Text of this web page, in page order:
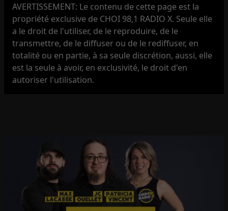
AVERTISSEMENT: Le contenu de cette page est la
propriété exclusive de CHOI 98,1 RADIO X. Seule elle
a le droit de l'utiliser, de le reproduire, de le
transmettre, de le diffuser ou de le rediffuser, en
totalité ou en partie, à sa seule discrétion, aussi, elle
est la seule à avoir, en exclusivité, le droit d'en
autoriser l'utilisation.